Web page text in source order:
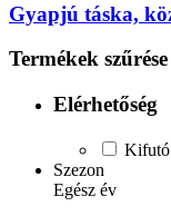
Gyapjú táska,
Termékek szűrése
Elérhetőség
Kifutó
Szezon
Egész év